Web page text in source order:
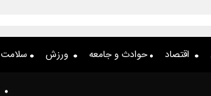
اقتصاد حوادث و جامعه ورزش سلامت